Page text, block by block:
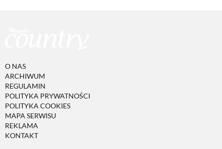
O NAS
ARCHIWUM
REGULAMIN
POLITYKA PRYWATNOŚCI
POLITYKA COOKIES
MAPA SERWISU
REKLAMA
KONTAKT